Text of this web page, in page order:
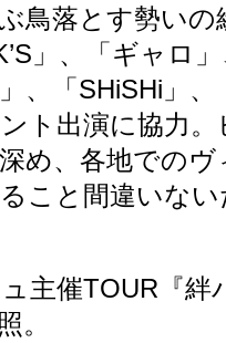
鳥落とす勢いの
」、「ギャロ
、「SHiSHi」、
ント出演に協力
め、各地での
こと間違いな
主催TOUR『絆
。